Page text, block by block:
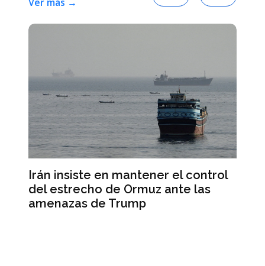
Irán insiste en mantener el control
del estrecho de Ormuz ante las
amenazas de Trump